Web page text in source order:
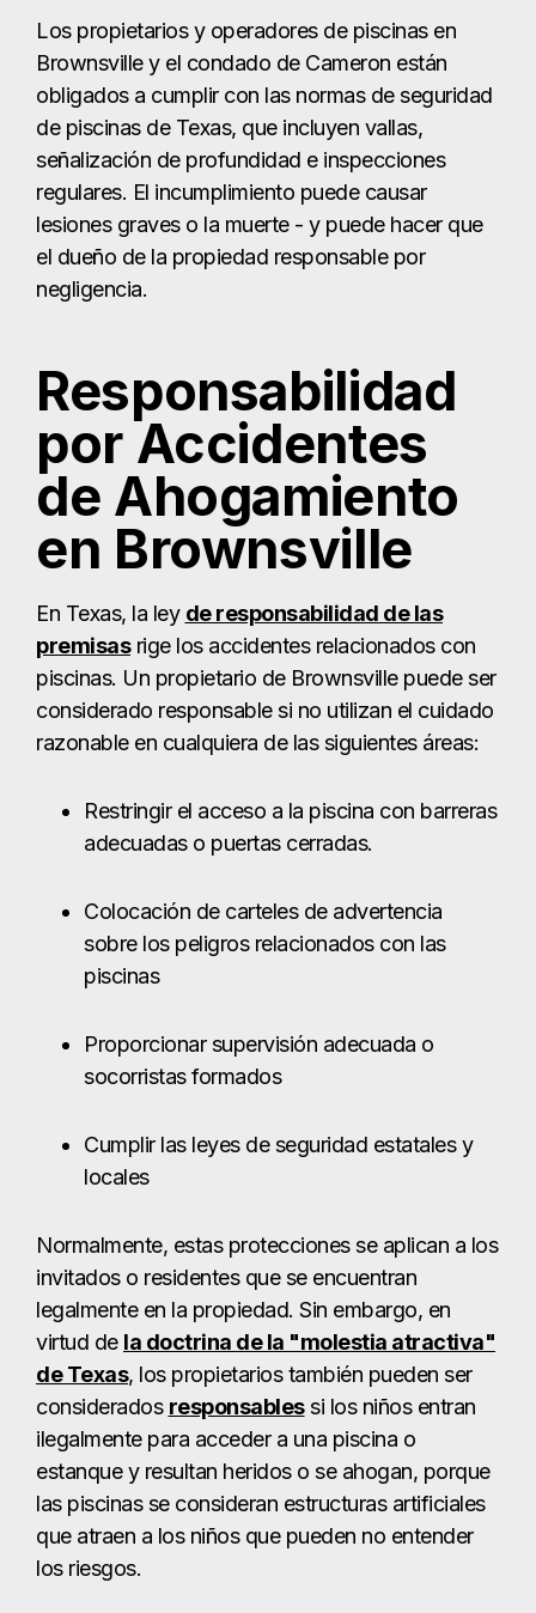
Los propietarios y operadores de piscinas en
Brownsville y el condado de Cameron están
obligados a cumplir con las normas de seguridad
de piscinas de Texas, que incluyen vallas,
señalización de profundidad e inspecciones
regulares. El incumplimiento puede causar
lesiones graves o la muerte - y puede hacer que
el dueño de la propiedad responsable por
negligencia.
Responsabilidad
por Accidentes
de Ahogamiento
en Brownsville
En Texas, la ley de responsabilidad de las
premisasrige los accidentes relacionados con
piscinas. Un propietario de Brownsville puede ser
considerado responsable si no utilizan el cuidado
razonable en cualquiera de las siguientes áreas:
Restringir el acceso a la piscina con barreras
adecuadas o puertas cerradas.
Colocación de carteles de advertencia
sobre los peligros relacionados con las
piscinas
Proporcionar supervisión adecuada o
socorristas formados
Cumplir las leyes de seguridad estatales y
locales
Normalmente, estas protecciones se aplican a los
invitados o residentes que se encuentran
legalmente en la propiedad. Sin embargo, en
virtud de la doctrina de la "molestia atractiva"
de Texas, los propietarios también pueden ser
considerados responsablessi los niños entran
ilegalmente para acceder a una piscina o
estanque y resultan heridos o se ahogan, porque
las piscinas se consideran estructuras artificiales
que atraen a los niños que pueden no entender
los riesgos.